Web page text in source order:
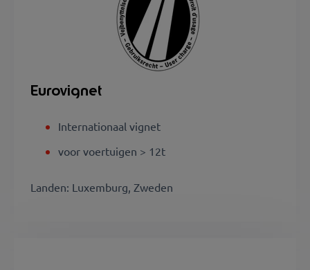
Eurovignet
Internationaal vignet
voor voertuigen > 12t
Landen: Luxemburg, Zweden